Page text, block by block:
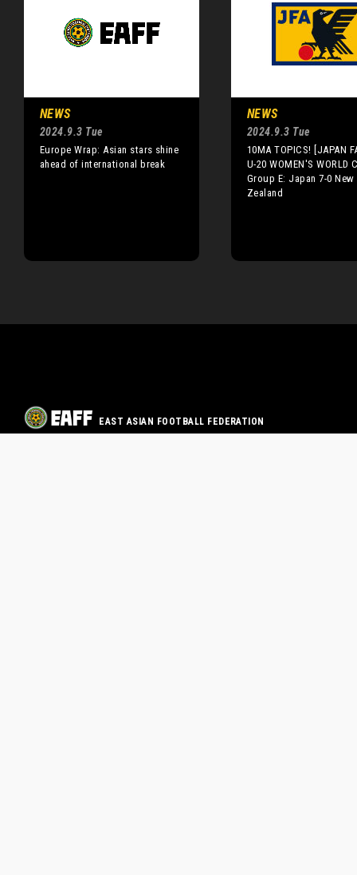
NEWS
2024.9.3 Tue
Europe Wrap: Asian stars shine
ahead of international break
NEWS
2024.9.3 Tue
10MA TOPICS! [JAPAN
U-20 WOMEN'S WORLD
Group E: Japan 7-0 New
Zealand
EAST ASIAN FOOTBALL FEDERATION